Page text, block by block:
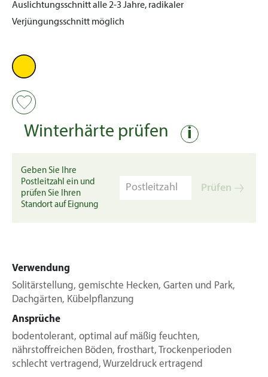
Auslichtungsschnitt alle 2-3 Jahre, radikaler
Verjüngungsschnitt möglich
Winterhärte prüfen i
Geben Sie Ihre
Postleitzahl ein und
prüfen Sie Ihren
Standort auf Eignung
Prüfen
Verwendung
Solitärstellung, gemischte Hecken, Garten und Park,
Dachgärten, Kübelpflanzung
Ansprüche
bodentolerant, optimal auf mäßig feuchten,
nährstoffreichen Böden, frosthart, Trockenperioden
schlecht vertragend, Wurzeldruck ertragend